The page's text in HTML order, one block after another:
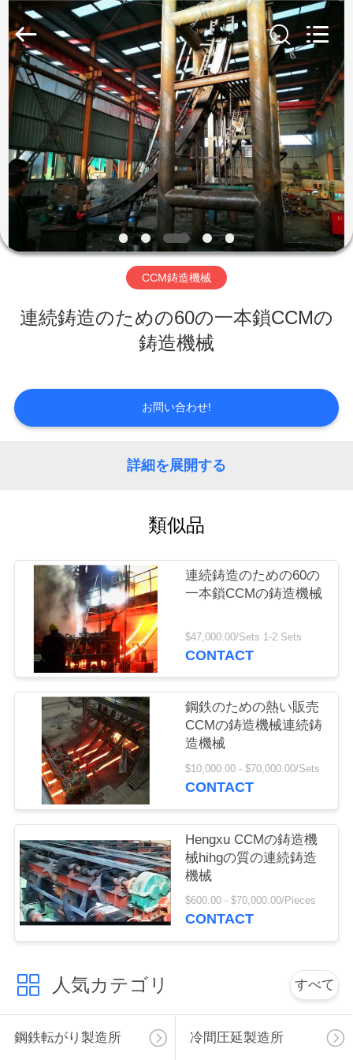
ホ
ー
ム
製
品
業
理
い
合
わ
せ
積
依
頼
2022
2026
Gongyi
Hengxu
Machinery
Manufacture
Co.,
Ltd..
Rights
CCM鋳造機械
連続鋳造のための60の一本鎖CCMの
鋳造機械
お問い合わせ!
詳細を展開する
類似品
連続鋳造のための60の
一本鎖CCMの鋳造機械
$47,000.00/Sets 1-2 Sets
CONTACT
鋼鉄のための熱い販売
CCMの鋳造機械連続鋳
造機械
$10,000.00 - $70,000.00/Sets
CONTACT
Hengxu CCMの鋳造機
械hihgの質の連続鋳造
機械
$600.00 - $70,000.00/Pieces
CONTACT
人気カテゴリ すべて
鋼鉄転がり製造所 冷間圧延製造所